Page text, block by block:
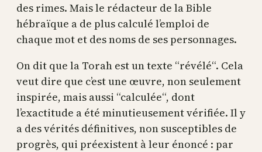
des rimes. Mais le rédacteur de la Bible
hébraïque a de plus calculé l’emploi de
chaque mot et des noms de ses personnages.
On dit que la Torah est un texte “révélé“. Cela
veut dire que c’est une œuvre, non seulement
inspirée, mais aussi “calculée“, dont
l’exactitude a été minutieusement vérifiée. Il y
a des vérités définitives, non susceptibles de
progrès, qui préexistent à leur énoncé : par